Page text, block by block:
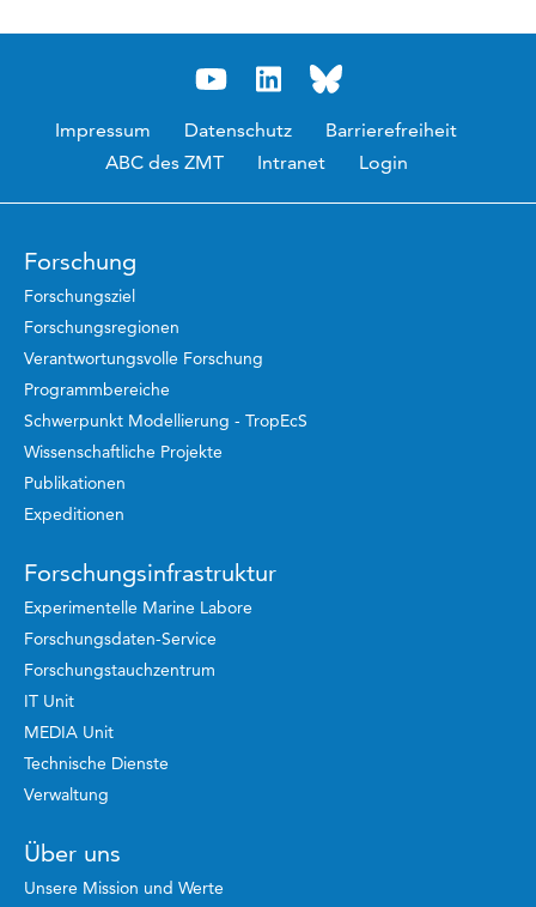
Impressum Datenschutz
Barrierefreiheit
ABC des ZMT
Intranet Login
Forschung
Forschungsziel
Forschungsregionen
Verantwortungsvolle Forschung
Programmbereiche
Schwerpunkt Modellierung - TropEcS
Wissenschaftliche Projekte
Publikationen
Expeditionen
Forschungsinfrastruktur
Experimentelle Marine Labore
Forschungsdaten-Service
Forschungstauchzentrum
IT Unit
MEDIA Unit
Technische Dienste
Verwaltung
Über uns
Unsere Mission und Werte